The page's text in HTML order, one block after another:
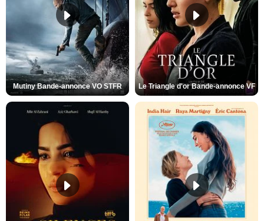
Mutiny Bande-annonce VO STFR Le Triangle d'or Bande-annonce VF